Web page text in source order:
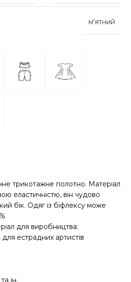
м'ятний
трикотажне полотно. Матеріал
еластичністю, він чудово
бік. Одяг із біфлексу може
для виробництва:
естрадних артистів
ін.